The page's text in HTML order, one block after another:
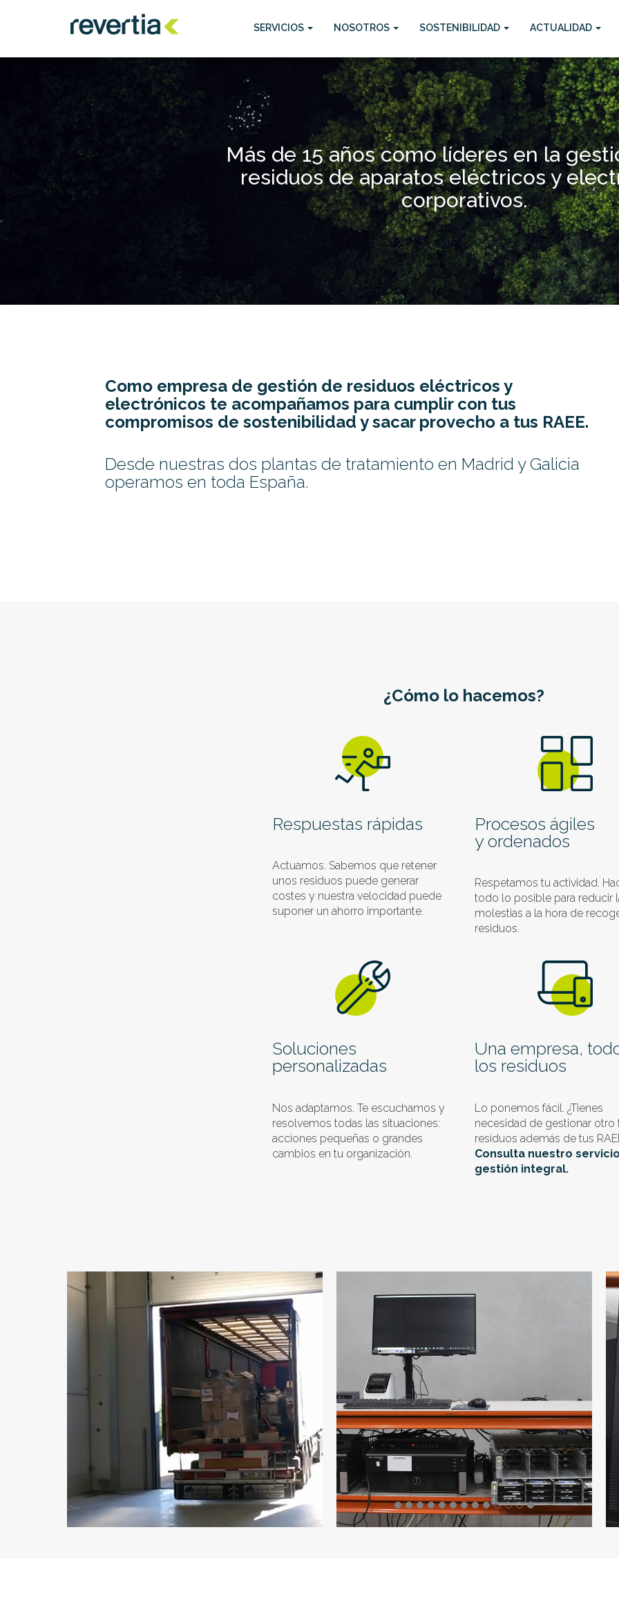
SERVICIOS NOSOTROS SOSTENIBILIDAD ACTUALIDAD
Quiénes somos
Más de 15 años como líderes en la
residuos de aparatos eléctricos y
corporativos.
Como empresa de gestión de residuos eléctricos y
electrónicos te acompañamos para cumplir con tus
compromisos de sostenibilidad y sacar provecho a tus RAEE.
Desde nuestras dos plantas de tratamiento en Madrid y Galicia
operamos en toda España.
¿Cómo lo hacemos?
Respuestas rápidas
Actuamos. Sabemos que retener
unos residuos puede generar
costes y nuestra velocidad puede
suponer un ahorro importante.
Procesos ágiles
y ordenados
Respetamos tu actividad.
todo lo posible para reducir
molestias a la hora de
residuos.
Soluciones
personalizadas
Nos adaptamos. Te escuchamos y
resolvemos todas las situaciones:
acciones pequeñas o grandes
cambios en tu organización.
Una empresa,
los residuos
Lo ponemos fácil. ¿Tienes
necesidad de gestionar otro
residuos además de tus
Consulta nuestro
gestión integral.